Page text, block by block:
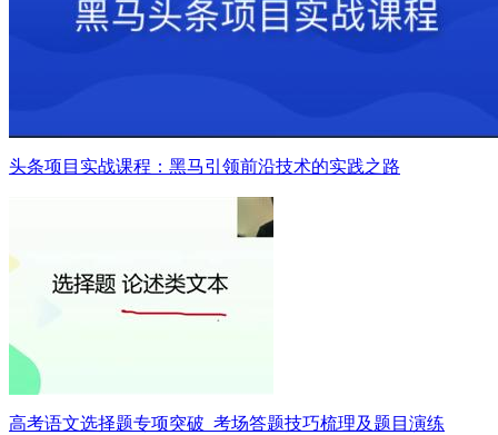
头条项目实战课程：黑马引领前沿技术的实践之路
高考语文选择题专项突破_考场答题技巧梳理及题目演练